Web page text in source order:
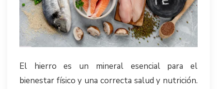
El hierro es un mineral esencial para el
bienestar físico y una correcta salud y nutrición.